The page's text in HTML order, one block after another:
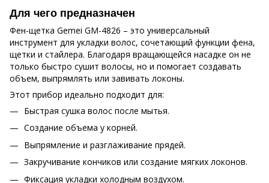
Для чего предназначен
Фен-щетка Gemei GM-4826 – это универсальный
инструмент для укладки волос, сочетающий функции фена,
щетки и стайлера. Благодаря вращающейся насадке он не
только быстро сушит волосы, но и помогает создавать
объем, выпрямлять или завивать локоны.
Этот прибор идеально подходит для:
Быстрая сушка волос после мытья.
Создание объема у корней.
Выпрямление и разглаживание прядей.
Закручивание кончиков или создание мягких локонов.
Фиксация укладки холодным воздухом.